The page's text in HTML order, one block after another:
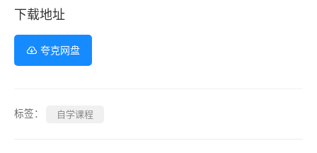
下载地址
夸克网盘
标签： 自学课程